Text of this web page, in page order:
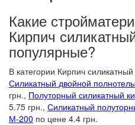
Какие
Кирпич
популярные?
В категории Кирпич
Силикатный двойной
грн., Полуторный силикатный
5.75 грн., Силикатный
М-200 по цене 4.4 грн.